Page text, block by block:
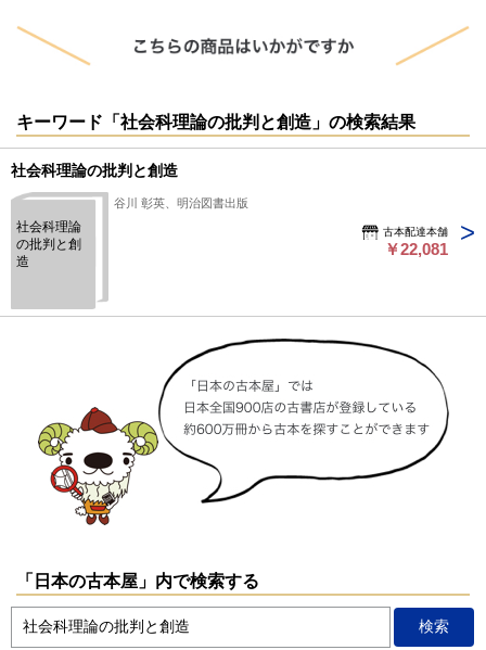
キーワード「社会科理論の批判と創造」の検索結果
社会科理論の批判と創造
社会科理論
の批判と創
造
谷川 彰英、明治図書出版
古本配達本舗
￥22,081
「日本の古本屋」内で検索する